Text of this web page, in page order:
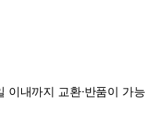
이내까지 교환∙반품이 가능